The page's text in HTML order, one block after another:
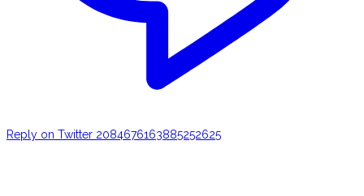
Reply on Twitter 2084676163885252625